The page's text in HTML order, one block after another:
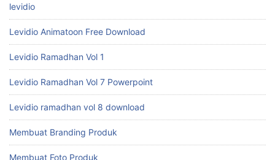
levidio
Levidio Animatoon Free Download
Levidio Ramadhan Vol 1
Levidio Ramadhan Vol 7 Powerpoint
Levidio ramadhan vol 8 download
Membuat Branding Produk
Membuat Foto Produk